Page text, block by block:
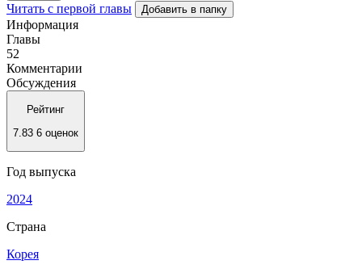
Читать с первой главы Добавить в папку
Информация
Главы
52
Комментарии
Обсуждения
Рейтинг
7.83 6 оценок
Год выпуска
2024
Страна
Корея